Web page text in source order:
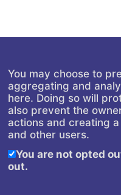
You may choose to
aggregating and
here. Doing so will
also prevent the
actions and creating
and other users.
You are not opted
out.